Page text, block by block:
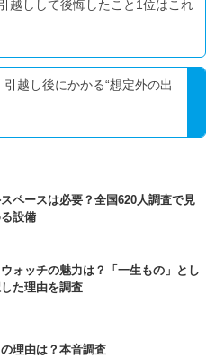
越しして後悔したこと1位はこれ
引越し後にかかる“想定外の出
ペースは必要？全国620人調査で見
設備
ォッチの魅力は？「一生もの」とし
た理由を調査
理由は？本音調査